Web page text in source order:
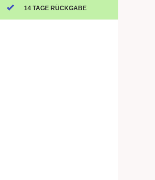
14 TAGE RÜCKGABE